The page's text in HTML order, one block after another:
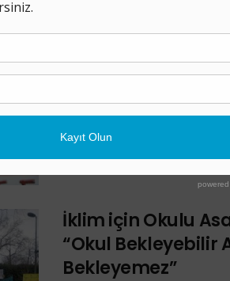
Çocuklar Küresel
İçin İkinci Kez Bir
Genç iklim aktivistleri yarın
boykotuna katılarak iklim için
ülkede 1.400 şehir ve
İklim için Okulu
“Okul Bekleyebilir
Bekleyemez”